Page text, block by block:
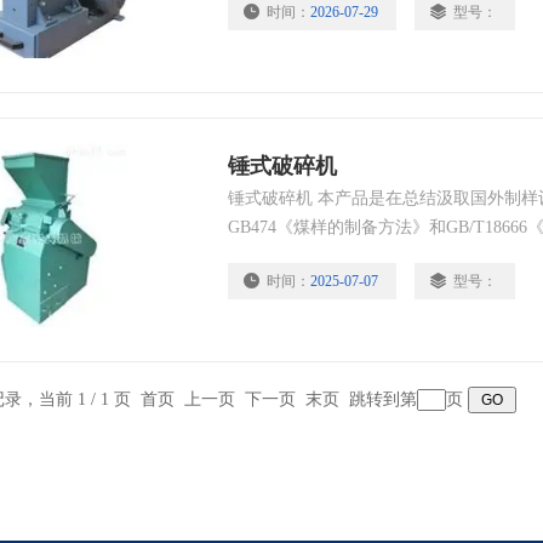
时间： 2026-07-29 型号：
锤式破碎机
锤式破碎机 本产品是在总结汲取国外制
GB474《煤样的制备方法》和GB/T18666
时间： 2025-07-07 型号：
录，当前 1 / 1 页 首页 上一页 下一页 末页 跳转到第 页